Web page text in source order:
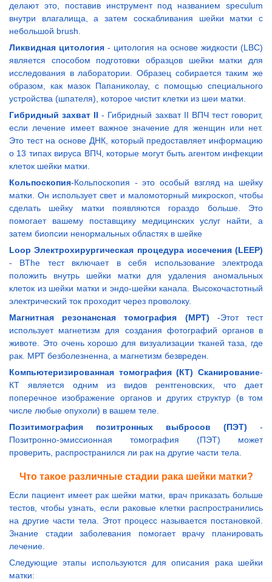
делают это, поставив инструмент под названием speculum
внутри влагалища, а затем соскабливания шейки матки с
небольшой brush.
Ликвидная цитология - цитология на основе жидкости (LBC)
является способом подготовки образцов шейки матки для
исследования в лаборатории. Образец собирается таким же
образом, как мазок Папаниколау, с помощью специального
устройства (шпателя), которое чистит клетки из шеи матки.
Гибридный захват II- Гибридный захват II ВПЧ тест говорит,
если лечение имеет важное значение для женщин или нет.
Это тест на основе ДНК, который предоставляет информацию
о 13 типах вируса ВПЧ, которые могут быть агентом инфекции
клеток шейки матки.
Кольпоскопия-Кольпоскопия - это особый взгляд на шейку
матки. Он использует свет и маломоторный микроскоп, чтобы
сделать шейку матки появляются гораздо больше. Это
помогает вашему поставщику медицинских услуг найти, а
затем биопсии ненормальных областях в шейке
Loop Электрохирургическая процедура иссечения (LEEP)
- BThe тест включает в себя использование электрода
положить внутрь шейки матки для удаления аномальных
клеток из шейки матки и эндо-шейки канала. Высокочастотный
электрический ток проходит через проволоку.
Магнитная резонансная томография (МРТ) -Этот тест
использует магнетизм для создания фотографий органов в
животе. Это очень хорошо для визуализации тканей таза, где
рак. МРТ безболезненна, а магнетизм безвреден.
Компьютеризированная томография (КТ) Сканирование-
КТ является одним из видов рентгеновских, что дает
поперечное изображение органов и других структур (в том
числе любые опухоли) в вашем теле.
Позитимография позитронных выбросов (ПЭТ) -
Позитронно-эмиссионная томография (ПЭТ) может
проверить, распространился ли рак на другие части тела.
Что такое различные стадии рака шейки матки?
Если пациент имеет рак шейки матки, врач приказать больше
тестов, чтобы узнать, если раковые клетки распространились
на другие части тела. Этот процесс называется постановкой.
Знание стадии заболевания помогает врачу планировать
лечение.
Следующие этапы используются для описания рака шейки
матки: